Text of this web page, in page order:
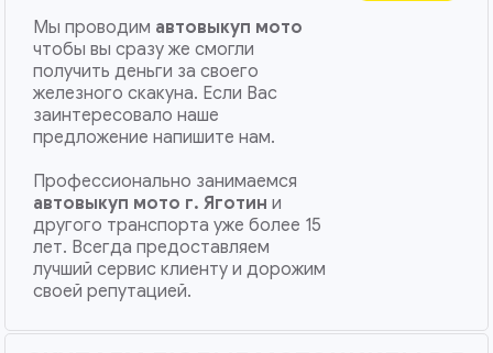
Мы проводим автовыкуп мото
чтобы вы сразу же смогли
получить деньги за своего
железного скакуна. Если Вас
заинтересовало наше
предложение напишите нам.
Профессионально занимаемся
автовыкуп мото г. Яготини
другого транспорта уже более 15
лет. Всегда предоставляем
лучший сервис клиенту и дорожим
своей репутацией.